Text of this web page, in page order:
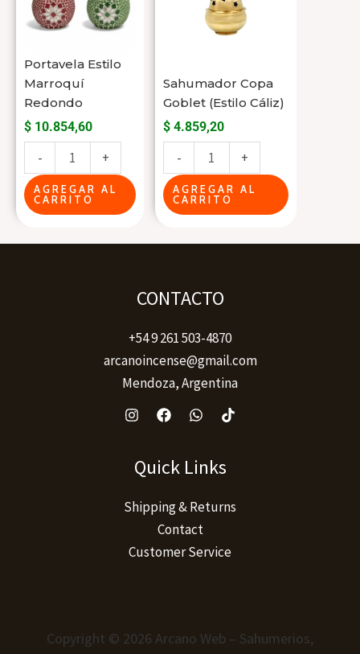
Portavela Estilo
Marroquí
Redondo
$ 10.854,60
-
Redondo
cantidad
+
AGREGAR AL
CARRITO
Sahumador Copa
Goblet (Estilo Cáliz)
$ 4.859,20
- +
AGREGAR AL
CARRITO
CONTACTO
+54 9 261 503-4870
arcanoincense@gmail.com
Mendoza, Argentina
Quick Links
Shipping & Returns
Contact
Customer Service
Copyright © 2026 Arcano Web – Sahumerios,